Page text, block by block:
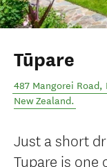
Tūpare
487 Mangorei Road,
New Zealand.
Just a short
Tupare is one